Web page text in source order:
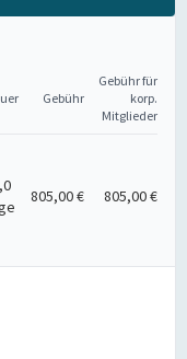
Gebühr
Gebühr für
korp.
Mitglieder
805,00 € 805,00 €